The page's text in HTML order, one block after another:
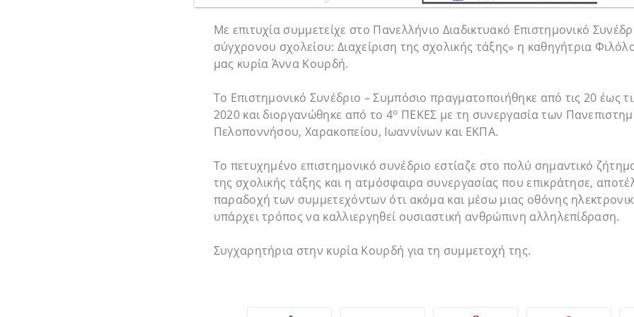
Με επιτυχία συμμετείχε στο Πανελλήνιο Διαδικτυακό Επιστημονικό
σύγχρονου σχολείου: Διαχείριση της σχολικής τάξης» η καθηγήτρια
μας κυρία Άννα Κουρδή.
Το Επιστημονικό Συνέδριο – Συμπόσιο πραγματοποιήθηκε από τις 20 έως
2020 και διοργανώθηκε από το 4ο ΠΕΚΕΣ με τη συνεργασία των
Πελοποννήσου, Χαρακοπείου, Ιωαννίνων και ΕΚΠΑ.
Το πετυχημένο επιστημονικό συνέδριο εστίαζε στο πολύ σημαντικό
της σχολικής τάξης και η ατμόσφαιρα συνεργασίας που επικράτησε,
παραδοχή των συμμετεχόντων ότι ακόμα και μέσω μιας οθόνης
υπάρχει τρόπος να καλλιεργηθεί ουσιαστική ανθρώπινη αλληλεπίδραση.
Συγχαρητήρια στην κυρία Κουρδή για τη συμμετοχή της.